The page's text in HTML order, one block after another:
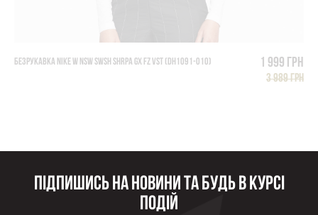
БЕЗРУКАВКА NIKE W NSW SWSH SHRPA GX FZ VST (DH1091-010) 1 999 грн
3 989 грн
Підпишись на новини та будь в курсі
подій